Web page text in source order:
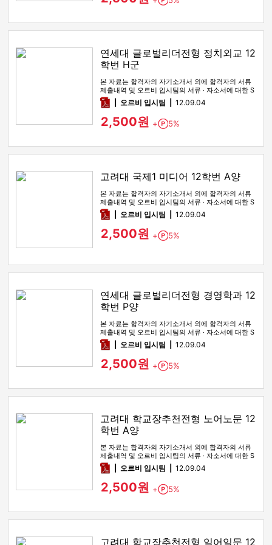
연세대 글로벌리더전형 정치외교 12
학번 H군
본 자료는 합격자의 자기소개서 외에 합격자의 서류
제출내역 및 오르비 입시팀의 서류 · 자소서에 대한 S
WOT 분석이 포함돼 …
pdf오르비 입시팀 12.09.04
2,500원 + Point
5%
고려대 국제1 미디어 12학번 A양
본 자료는 합격자의 자기소개서 외에 합격자의 서류
제출내역 및 오르비 입시팀의 서류 · 자소서에 대한 S
WOT 분석이 포함돼 …
pdf오르비 입시팀 12.09.04
2,500원 + Point
5%
연세대 글로벌리더전형 경영학과 12
학번 P양
본 자료는 합격자의 자기소개서 외에 합격자의 서류
제출내역 및 오르비 입시팀의 서류 · 자소서에 대한 S
WOT 분석이 포함돼 …
pdf오르비 입시팀 12.09.04
2,500원 + Point
5%
고려대 학교장추천전형 노어노문 12
학번 A양
본 자료는 합격자의 자기소개서 외에 합격자의 서류
제출내역 및 오르비 입시팀의 서류 · 자소서에 대한 S
WOT 분석이 포함돼 …
pdf오르비 입시팀 12.09.04
2,500원 + Point
5%
고려대 학교장추천전형 일어일문 12